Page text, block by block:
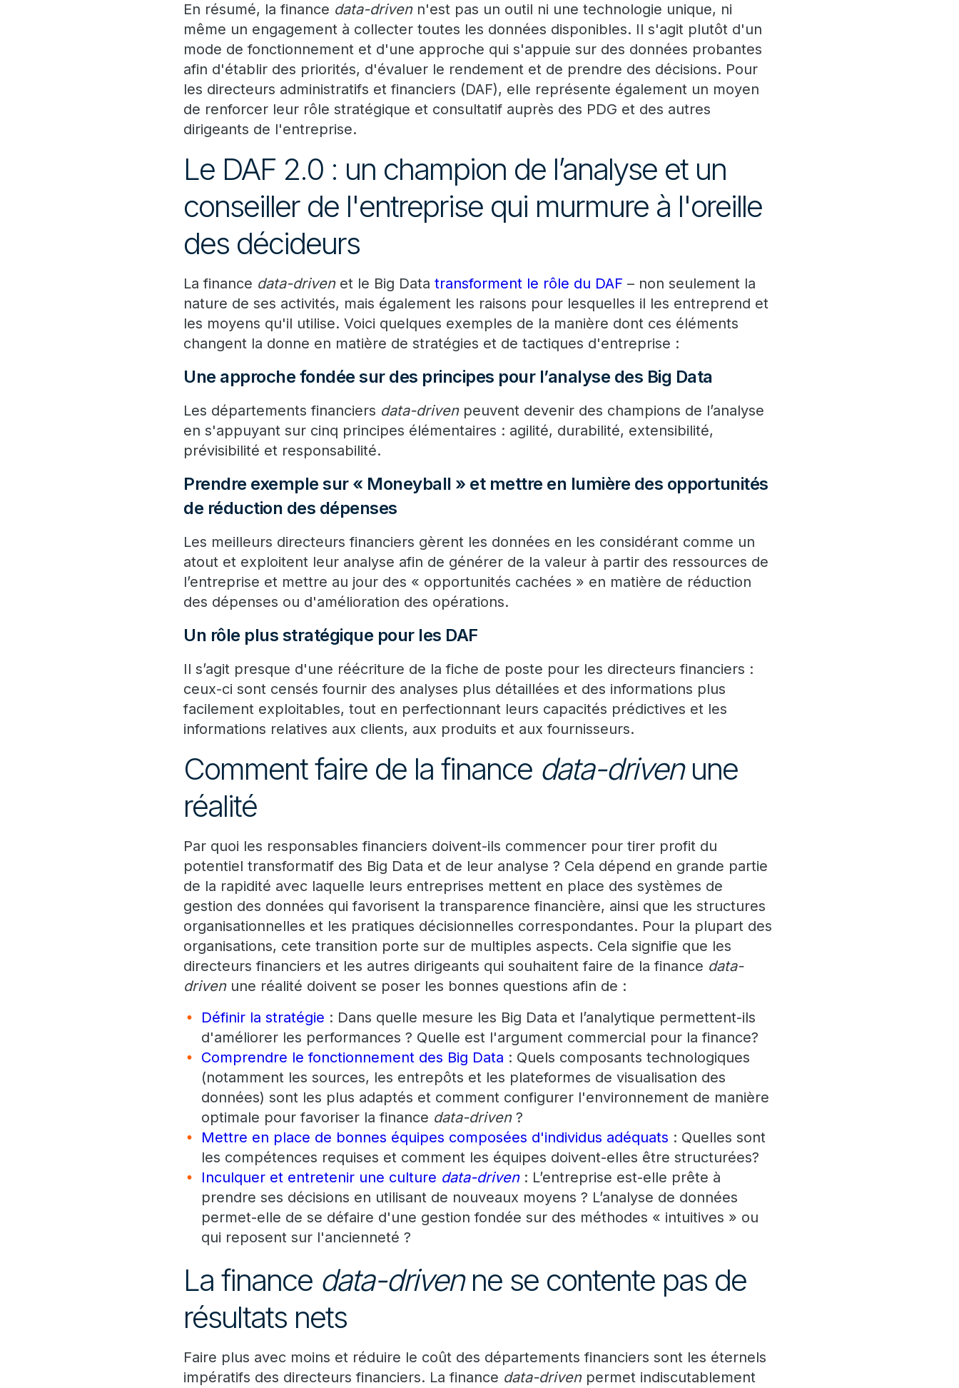
En résumé, la finance data-drivenn'est pas un outil ni une technologie unique, ni
même un engagement à collecter toutes les données disponibles. Il s'agit plutôt d'un
mode de fonctionnement et d'une approche qui s'appuie sur des données probantes
afin d'établir des priorités, d'évaluer le rendement et de prendre des décisions. Pour
les directeurs administratifs et financiers (DAF), elle représente également un moyen
de renforcer leur rôle stratégique et consultatif auprès des PDG et des autres
dirigeants de l'entreprise.
Le DAF 2.0 : un champion de l’analyse et un
conseiller de l'entreprise qui murmure à l'oreille
des décideurs
La finance data-drivenet le Big Datatransforment le rôle du DAF – non seulement la
nature de ses activités, mais également les raisons pour lesquelles il les entreprend et
les moyens qu'il utilise. Voici quelques exemples de la manière dont ces éléments
changent la donne en matière de stratégies et de tactiques d'entreprise :
Une approche fondée sur des principes pour l’analyse des Big Data
Les départements financiers data-drivenpeuvent devenir des champions de l’analyse
en s'appuyant sur cinq principes élémentaires : agilité, durabilité, extensibilité,
prévisibilité et responsabilité.
Prendre exemple sur « Moneyball » et mettre en lumière des opportunités
de réduction des dépenses
Les meilleurs directeurs financiers gèrent les données en les considérant comme un
atout et exploitent leur analyse afin de générer de la valeur à partir des ressources de
l’entreprise et mettre au jour des « opportunités cachées » en matière de réduction
des dépenses ou d'amélioration des opérations.
Un rôle plus stratégique pour les DAF
Il s’agit presque d'une réécriture de la fiche de poste pour les directeurs financiers :
ceux-ci sont censés fournir des analyses plus détaillées et des informations plus
facilement exploitables, tout en perfectionnant leurs capacités prédictives et les
informations relatives aux clients, aux produits et aux fournisseurs.
Comment faire de la finance data-drivenune
réalité
Par quoi les responsables financiers doivent-ils commencer pour tirer profit du
potentiel transformatif des Big Data et de leur analyse ? Cela dépend en grande partie
de la rapidité avec laquelle leurs entreprises mettent en place des systèmes de
gestion des données qui favorisent la transparence financière, ainsi que les structures
organisationnelles et les pratiques décisionnelles correspondantes. Pour la plupart des
organisations, cete transition porte sur de multiples aspects. Cela signifie que les
directeurs financiers et les autres dirigeants qui souhaitent faire de la finance data-
drivenune réalité doivent se poser les bonnes questions afin de :
Définir la stratégie : Dans quelle mesure les Big Data et l’analytique permettent-ils
d'améliorer les performances ? Quelle est l'argument commercial pour la finance?
Comprendre le fonctionnement des Big Data : Quels composants technologiques
(notamment les sources, les entrepôts et les plateformes de visualisation des
données) sont les plus adaptés et comment configurer l'environnement de manière
optimale pour favoriser la finance data-driven?
Mettre en place de bonnes équipes composées d'individus adéquats : Quelles sont
les compétences requises et comment les équipes doivent-elles être structurées?
Inculquer et entretenir une culture data-driven: L’entreprise est-elle prête à
prendre ses décisions en utilisant de nouveaux moyens ? L’analyse de données
permet-elle de se défaire d'une gestion fondée sur des méthodes « intuitives » ou
qui reposent sur l'ancienneté ?
La finance data-drivenne se contente pas de
résultats nets
Faire plus avec moins et réduire le coût des départements financiers sont les éternels
impératifs des directeurs financiers. La finance data-drivenpermet indiscutablement